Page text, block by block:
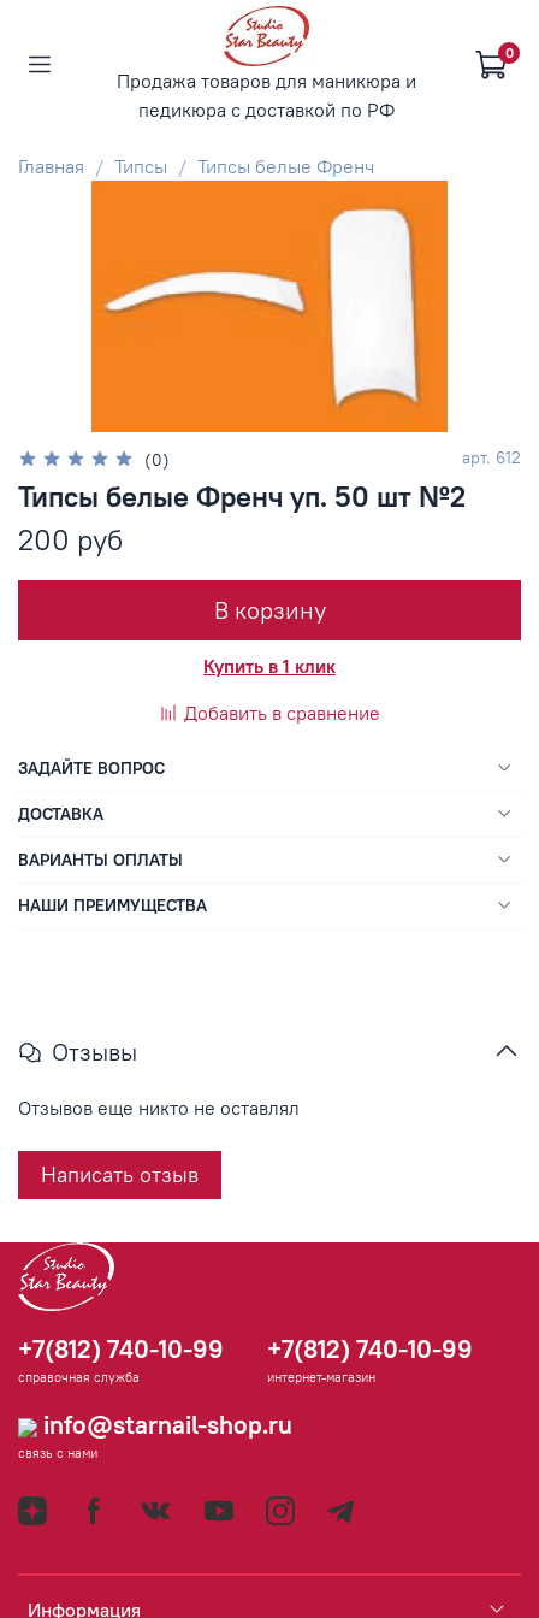
Продажа товаров для маникюра и
педикюра с доставкой по РФ
0
Главная Типсы Типсы белые Френч
(0) арт. 612
Типсы белые Френч уп. 50 шт №2
200 руб
В корзину
Купить в 1 клик
Добавить в сравнение
ЗАДАЙТЕ ВОПРОС
ДОСТАВКА
ВАРИАНТЫ ОПЛАТЫ
НАШИ ПРЕИМУЩЕСТВА
Отзывы
Отзывов еще никто не оставлял
Написать отзыв
Информация
+7(812) 740-10-99
справочная служба
+7(812) 740-10-99
интернет-магазин
info@starnail-shop.ru
связь с нами